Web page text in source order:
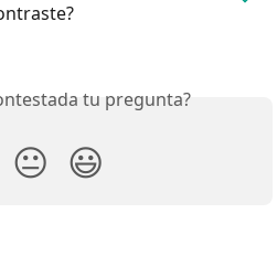
tu pregunta?
😐 😃